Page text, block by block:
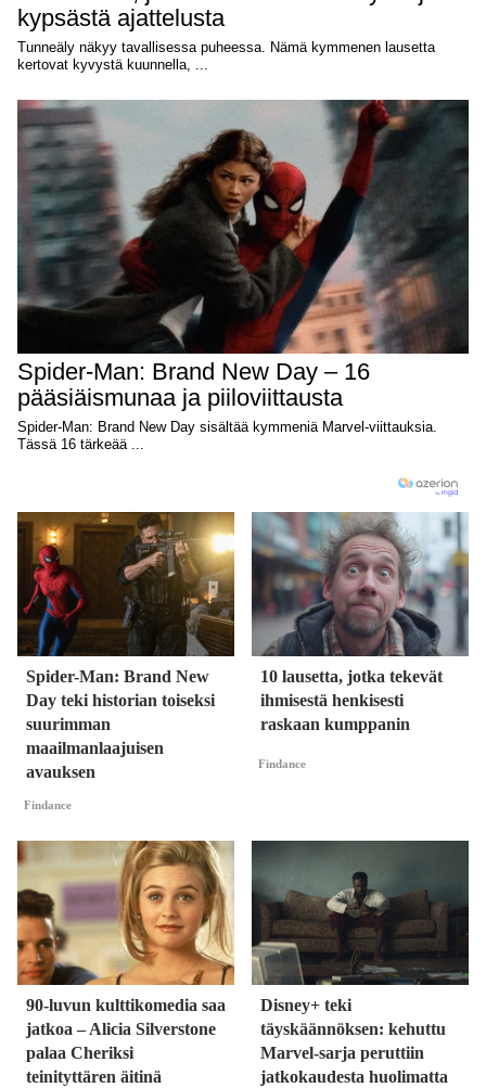
Spider-Man: Brand New
Day teki historian toiseksi
suurimman
maailmanlaajuisen
avauksen
Findance
10 lausetta, jotka tekevät
ihmisestä henkisesti
raskaan kumppanin
Findance
90-luvun kulttikomedia saa
jatkoa – Alicia Silverstone
palaa Cheriksi
teinityttären äitinä
Disney+ teki
täyskäännöksen: kehuttu
Marvel-sarja peruttiin
jatkokaudesta huolimatta